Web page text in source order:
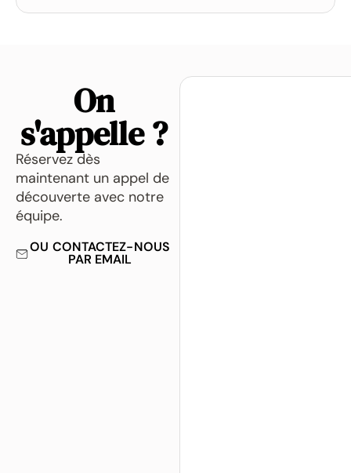
On
s'appelle ?
Réservez dès
maintenant un appel de
découverte avec notre
équipe.
OU CONTACTEZ-NOUS
PAR EMAIL